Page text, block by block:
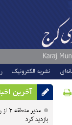
نشریه الکترونیک
آخرین
بازدید کرد